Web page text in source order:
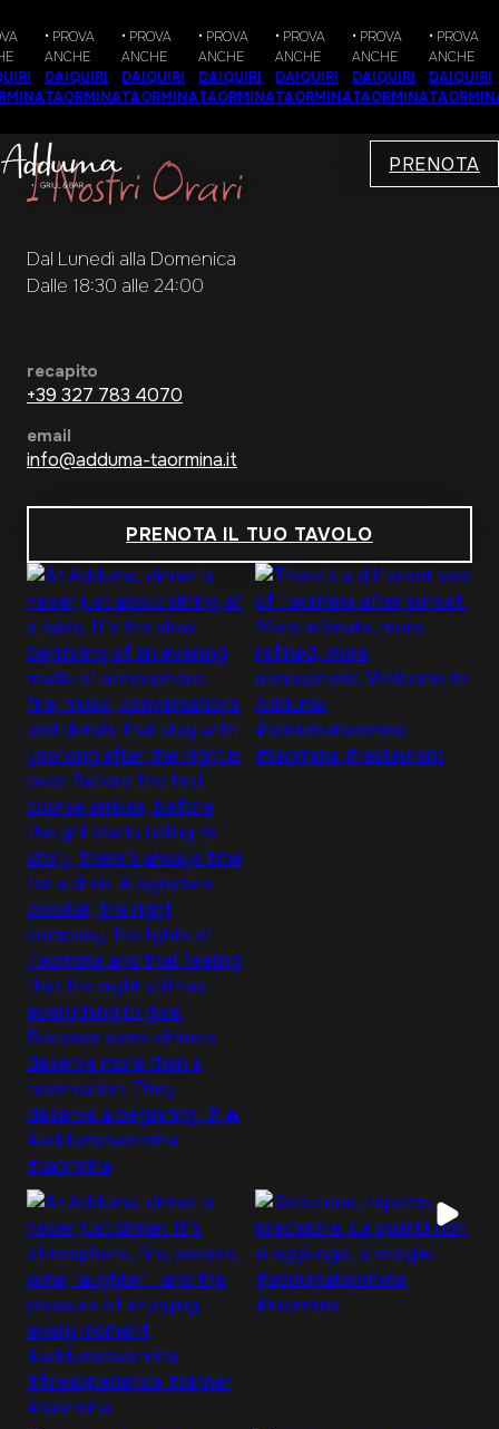
• PROVA
ANCHE
DAIQUIRI
TAORMINA
• PROVA
ANCHE
DAIQUIRI
TAORMINA
• PROVA
ANCHE
DAIQUIRI
TAORMINA
• PROVA
ANCHE
DAIQUIRI
TAORMINA
• PROVA
ANCHE
DAIQUIRI
TAORMINA
• PROVA
ANCHE
DAIQUIRI
TAORMINA
PRENOTA
I Nostri Orari
Dal Lunedì alla Domenica
Dalle 18:30 alle 24:00
recapito
+39 327 783 4070
email
info@adduma-taormina.it
PRENOTA IL TUO TAVOLO